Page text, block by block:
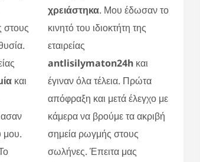
στους
και
μου.
χρειάστηκα. Μου έδωσαν το
κινητό του ιδιοκτήτη της
εταιρείας
antlisilymaton24h και
έγιναν όλα τέλεια. Πρώτα
απόφραξη και μετά έλεγχο με
κάμερα να βρούμε τα ακριβή
σημεία ρωγμής στους
σωλήνες. Έπειτα μας